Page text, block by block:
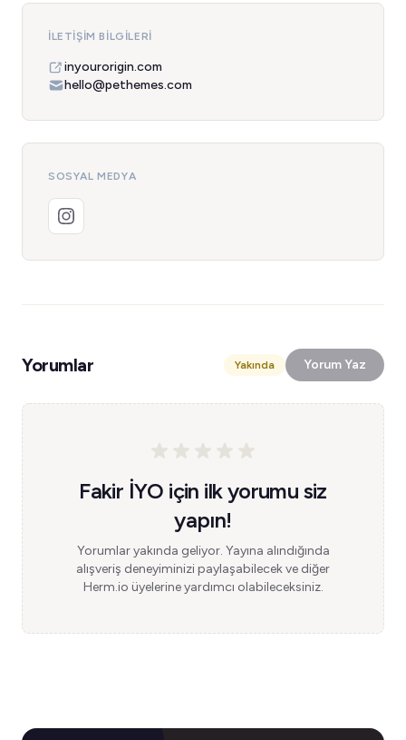
İLETIŞIM BILGILERI
inyourorigin.com
hello@pethemes.com
SOSYAL MEDYA
Yorumlar Yakında Yorum Yaz
Fakir İYO için ilk yorumu siz
yapın!
Yorumlar yakında geliyor. Yayına alındığında
alışveriş deneyiminizi paylaşabilecek ve diğer
Herm.io üyelerine yardımcı olabileceksiniz.